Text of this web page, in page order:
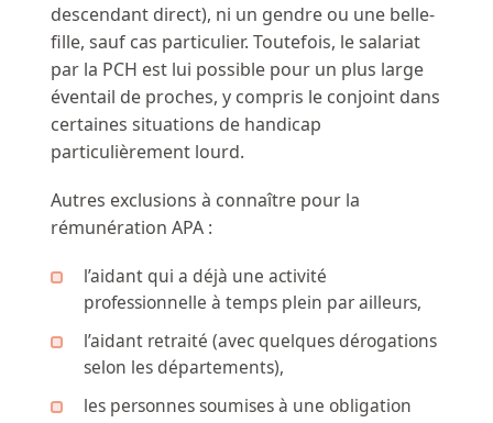
descendant direct), ni un gendre ou une belle-
fille, sauf cas particulier. Toutefois, le salariat
par la PCH est lui possible pour un plus large
éventail de proches, y compris le conjoint dans
certaines situations de handicap
particulièrement lourd.
Autres exclusions à connaître pour la
rémunération APA :
l’aidant qui a déjà une activité
professionnelle à temps plein par ailleurs,
l’aidant retraité (avec quelques dérogations
selon les départements),
les personnes soumises à une obligation